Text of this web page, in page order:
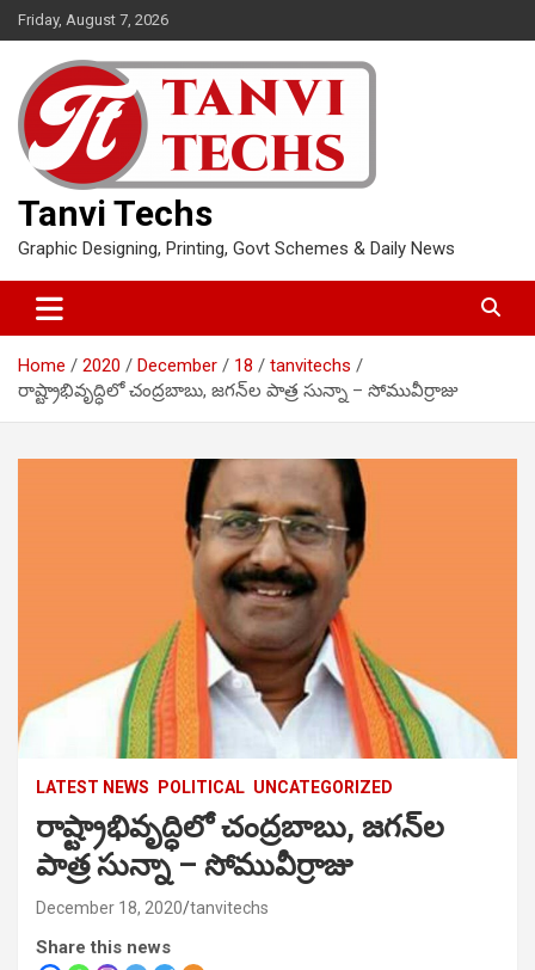
Skip
to
content
Friday, August 7, 2026
Tanvi Techs
Graphic Designing, Printing, Govt Schemes & Daily News
Home 2020 December 18
tanvitechs
రాష్ట్రాభివృద్ధిలో చంద్రబాబు, జగన్‌ల పాత్ర సున్నా – సోమువీర్రాజు
LATEST NEWS POLITICAL UNCATEGORIZED
రాష్ట్రాభివృద్ధిలో చంద్రబాబు, జగన్‌ల
పాత్ర సున్నా – సోమువీర్రాజు
December 18, 2020 tanvitechs
Share this news